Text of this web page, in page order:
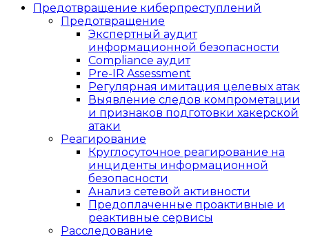
Предотвращение киберпреступлений
Предотвращение
Экспертный аудит
информационной безопасности
Compliance аудит
Pre-IR Assessment
Регулярная имитация целевых атак
Выявление следов компрометации
и признаков подготовки хакерской
атаки
Реагирование
Круглосуточное реагирование на
инциденты информационной
безопасности
Анализ сетевой активности
Предоплаченные проактивные и
реактивные сервисы
Расследование